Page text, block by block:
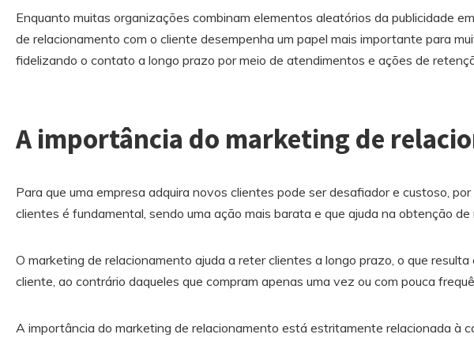
Enquanto muitas organizações combinam elementos aleatórios da publicidade
de relacionamento com o cliente desempenha um papel mais importante para
fidelizando o contato a longo prazo por meio de atendimentos e ações de
A importância do marketing de
Para que uma empresa adquira novos clientes pode ser desafiador e custoso,
clientes é fundamental, sendo uma ação mais barata e que ajuda na obtenção
O marketing de relacionamento ajuda a reter clientes a longo prazo, o que resulta
cliente, ao contrário daqueles que compram apenas uma vez ou com pouca
A importância do marketing de relacionamento está estritamente relacionada à